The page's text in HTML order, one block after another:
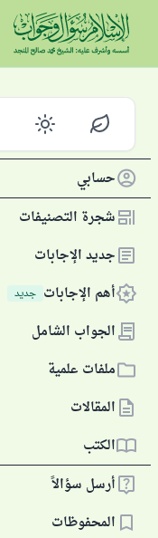
حسابي
شجرة التصنيفات
جديد الإجابات
أهم الإجابات جديد
الجواب الشامل
ملفات علمية
المقالات
الكتب
أرسل سؤالاً
المحفوظات